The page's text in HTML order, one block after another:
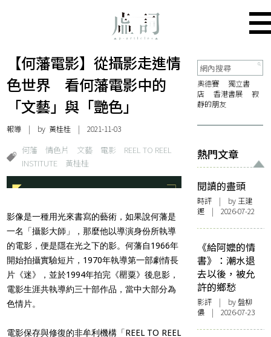
【何藩電影】從攝影走進情
色世界 看何藩電影中的
「文藝」與「艷色」
報導 | by 黃桂桂 | 2021-11-03
何藩 情色片 文藝 電影
REEL TO REEL
INSTITUTE
黃桂桂
影像是一種用光來書寫的藝術，如果說何藩是
一名「攝影大師」，那麼他以導演身份所執導
的電影，便是隱在光之下的影。何藩自1966年
開始拍攝實驗短片，1970年執導第一部劇情長
片《迷》，並於1994年拍完《罌粟》後息影，
電影生涯共執導約三十部作品，當中大部分為
色情片。
電影保存與修復的非牟利機構「REEL TO REEL
奧德賽
獨立書
店
香港書展
寂
靜的朋友
熱門文章
閱讀的盡頭
時評 | by 王建
鏗 | 2026-07-22
《給阿嬤的情
書》：潮水退
去以後，被允
許的鄉愁
影評 | by 盤柳
儂 | 2026-07-23